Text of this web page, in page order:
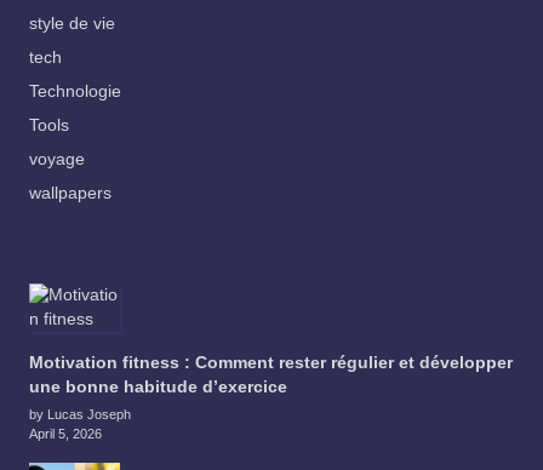
style de vie
tech
Technologie
Tools
voyage
wallpapers
Motivation fitness : Comment rester régulier et développer
une bonne habitude d’exercice
by Lucas Joseph
April 5, 2026